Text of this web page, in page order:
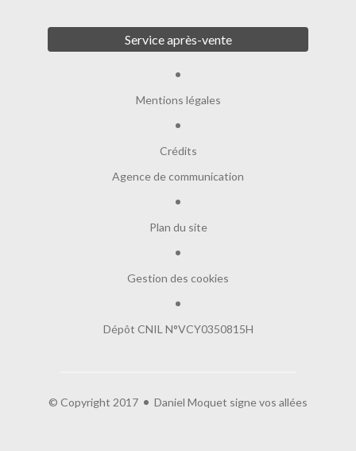
Service après-vente
Mentions légales
Crédits
Agence de communication
Plan du site
Gestion des cookies
Dépôt CNIL N°VCY0350815H
© Copyright 2017 Daniel Moquet signe vos allées
On a attendu d'être sûrs que le contenu de